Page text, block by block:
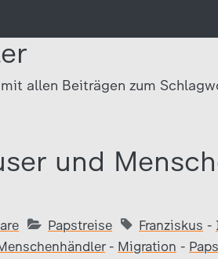
allen Beiträgen zum
und
Papstreise Franziskus -
- Migration -